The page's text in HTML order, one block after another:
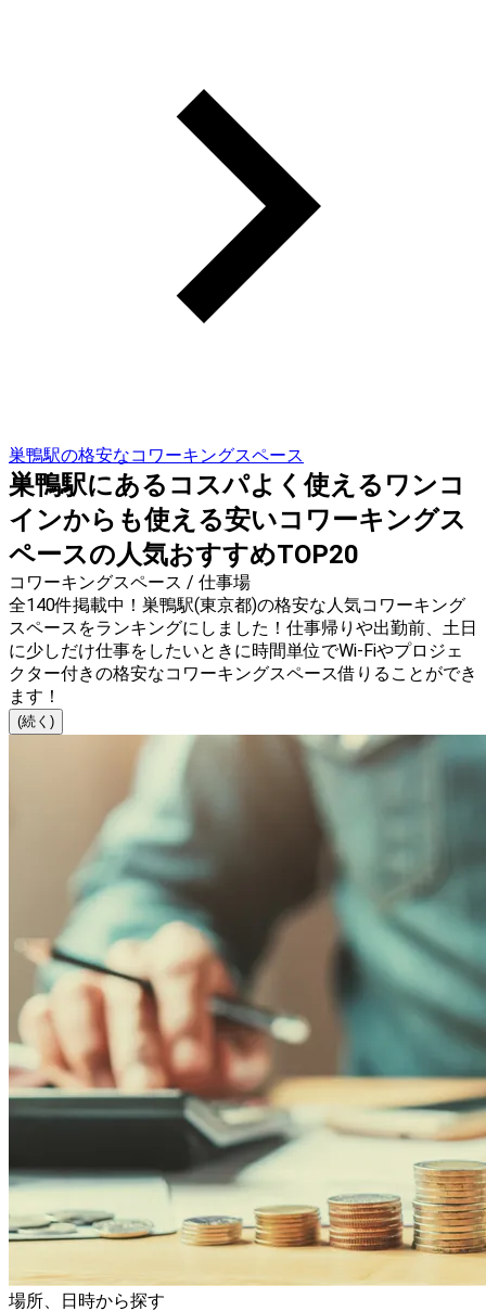
巣鴨駅の格安なコワーキングスペース
巣鴨駅にあるコスパよく使えるワンコ
インからも使える安いコワーキングス
ペースの人気おすすめTOP20
コワーキングスペース / 仕事場
全140件掲載中！巣鴨駅(東京都)の格安な人気コワーキング
スペースをランキングにしました！仕事帰りや出勤前、土日
に少しだけ仕事をしたいときに時間単位でWi-Fiやプロジェ
クター付きの格安なコワーキングスペース借りることができ
ます！
(続く)
場所、日時から探す